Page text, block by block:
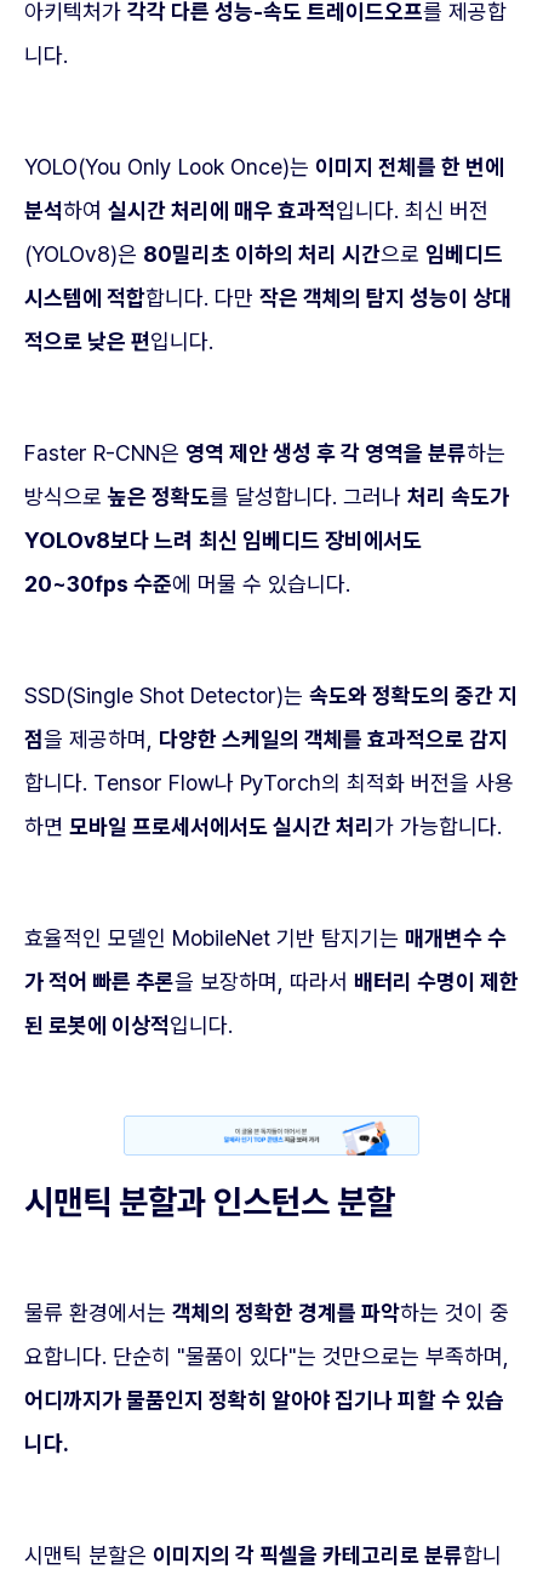
아키텍처가 각각 다른 성능-속도 트레이드오프를 제공합
니다.
YOLO(You Only Look Once)는 이미지 전체를 한 번에
분석하여 실시간 처리에 매우 효과적입니다. 최신 버전
(YOLOv8)은 80밀리초 이하의 처리 시간으로 임베디드
시스템에 적합합니다. 다만 작은 객체의 탐지 성능이 상대
적으로 낮은 편입니다.
Faster R-CNN은 영역 제안 생성 후 각 영역을 분류하는
방식으로높은 정확도를 달성합니다. 그러나 처리 속도가
YOLOv8보다 느려 최신 임베디드 장비에서도
20~30fps 수준에 머물 수 있습니다.
SSD(Single Shot Detector)는 속도와 정확도의 중간 지
점을 제공하며, 다양한 스케일의 객체를 효과적으로 감지
합니다. Tensor Flow나 PyTorch의 최적화 버전을 사용
하면 모바일 프로세서에서도 실시간 처리 가 가능합니다.
효율적인 모델인 MobileNet 기반 탐지기는 매개변수 수
가 적어 빠른 추론을 보장하며, 따라서 배터리 수명이 제한
된 로봇에 이상적입니다.
시맨틱 분할과 인스턴스 분할
물류 환경에서는 객체의 정확한 경계를 파악하는 것이 중
요합니다. 단순히 "물품이 있다"는 것만으로는 부족하며,
어디까지가 물품인지 정확히 알아야 집기나 피할 수 있습
니다.
시맨틱 분할은 이미지의 각 픽셀을 카테고리로 분류합니